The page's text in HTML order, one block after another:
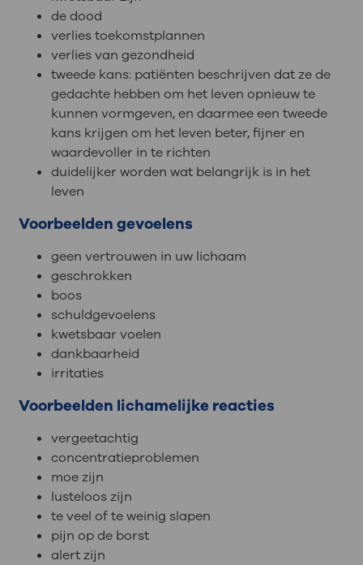
de dood
verlies toekomstplannen
verlies van gezondheid
tweede kans: patiënten beschrijven dat ze de
gedachte hebben om het leven opnieuw te
kunnen vormgeven, en daarmee een tweede
kans krijgen om het leven beter, fijner en
waardevoller in te richten
duidelijker worden wat belangrijk is in het
leven
Voorbeelden gevoelens
geen vertrouwen in uw lichaam
geschrokken
boos
schuldgevoelens
kwetsbaar voelen
dankbaarheid
irritaties
Voorbeelden lichamelijke reacties
vergeetachtig
concentratieproblemen
moe zijn
lusteloos zijn
te veel of te weinig slapen
pijn op de borst
alert zijn